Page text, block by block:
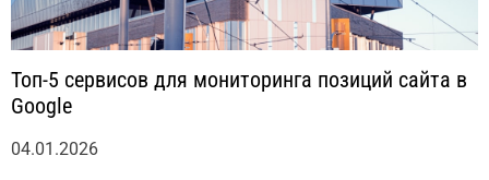
Топ-5 сервисов для мониторинга позиций сайта в
Google
04.01.2026